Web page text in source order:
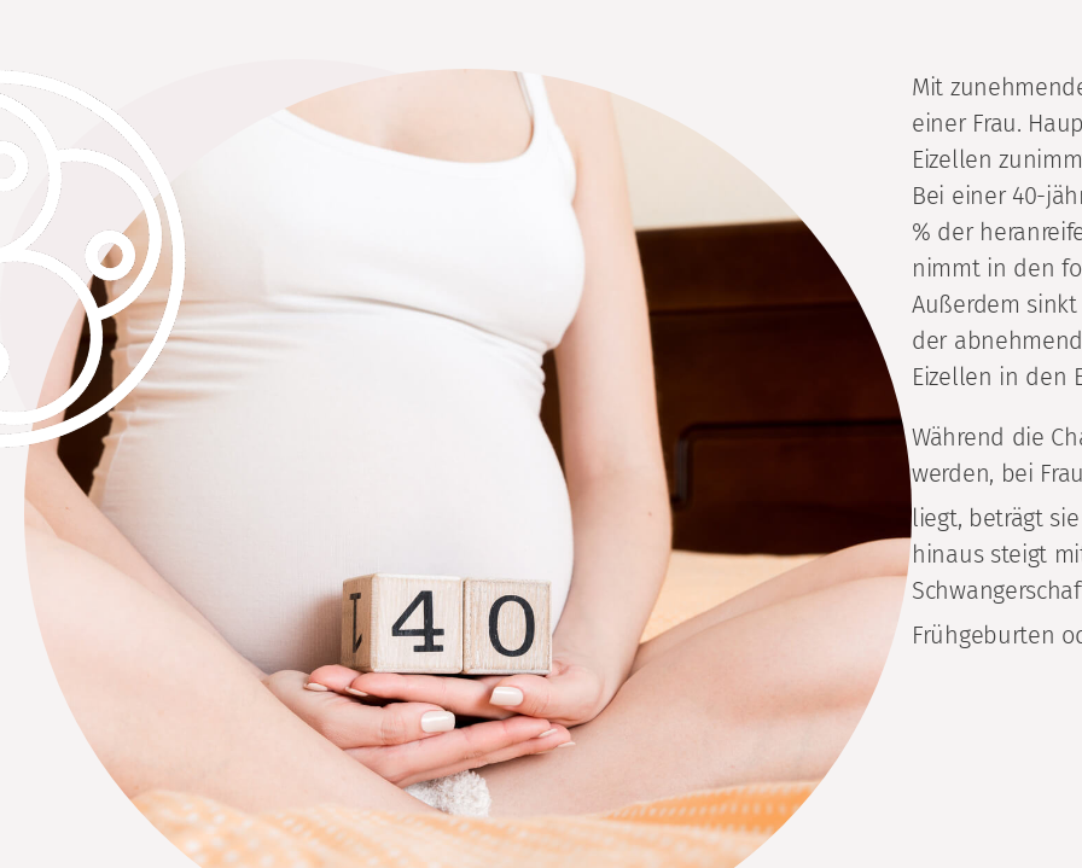
Mit
einer Frau.
Eizellen
Bei einer 40-
% der
nimmt in den
Außerdem
der
Eizellen in den
Während die
werden, bei
liegt, beträgt
hinaus steigt
Frühgeburten